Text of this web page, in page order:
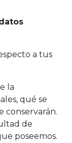
a tus
la
qué se
conservarán.
de
poseemos.